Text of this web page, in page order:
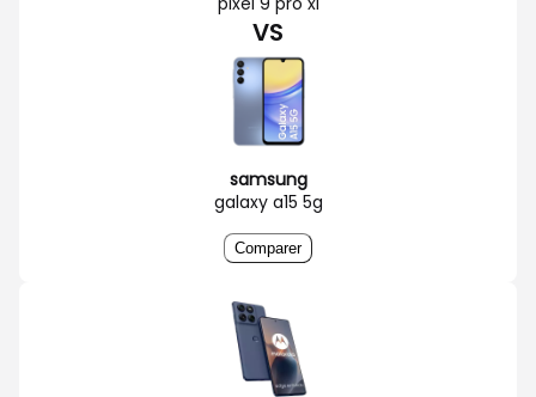
VS
samsung
galaxy a15 5g
Comparer